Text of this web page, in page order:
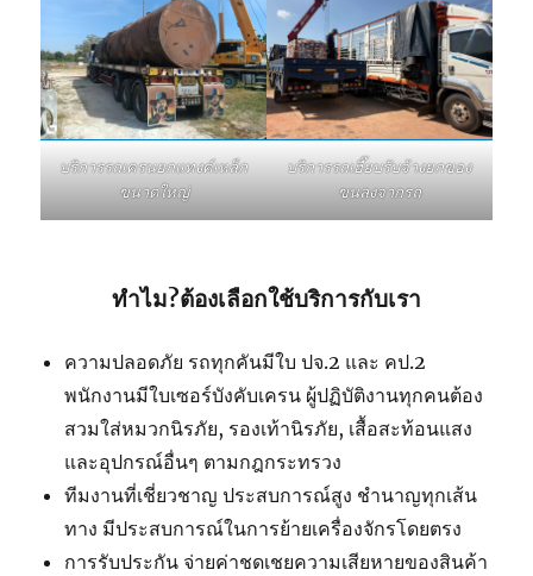
บริการรถเครนยกแทงค์เหล็ก
ขนาดใหญ่
บริการรถเฮี๊ยบรับจ้างยกของ
ขนลงจากรถ
ทำไม?ต้องเลือกใช้บริการกับเรา
ความปลอดภัย รถทุกคันมีใบ ปจ.2 และ คป.2
พนักงานมีใบเซอร์บังคับเครน ผู้ปฏิบัติงานทุกคนต้อง
สวมใส่หมวกนิรภัย, รองเท้านิรภัย, เสื้อสะท้อนแสง
และอุปกรณ์อื่นๆ ตามกฎกระทรวง
ทีมงานที่เชี่ยวชาญ ประสบการณ์สูง ชำนาญทุกเส้น
ทาง มีประสบการณ์ในการย้ายเครื่องจักรโดยตรง
การรับประกัน จ่ายค่าชดเชยความเสียหายของสินค้า